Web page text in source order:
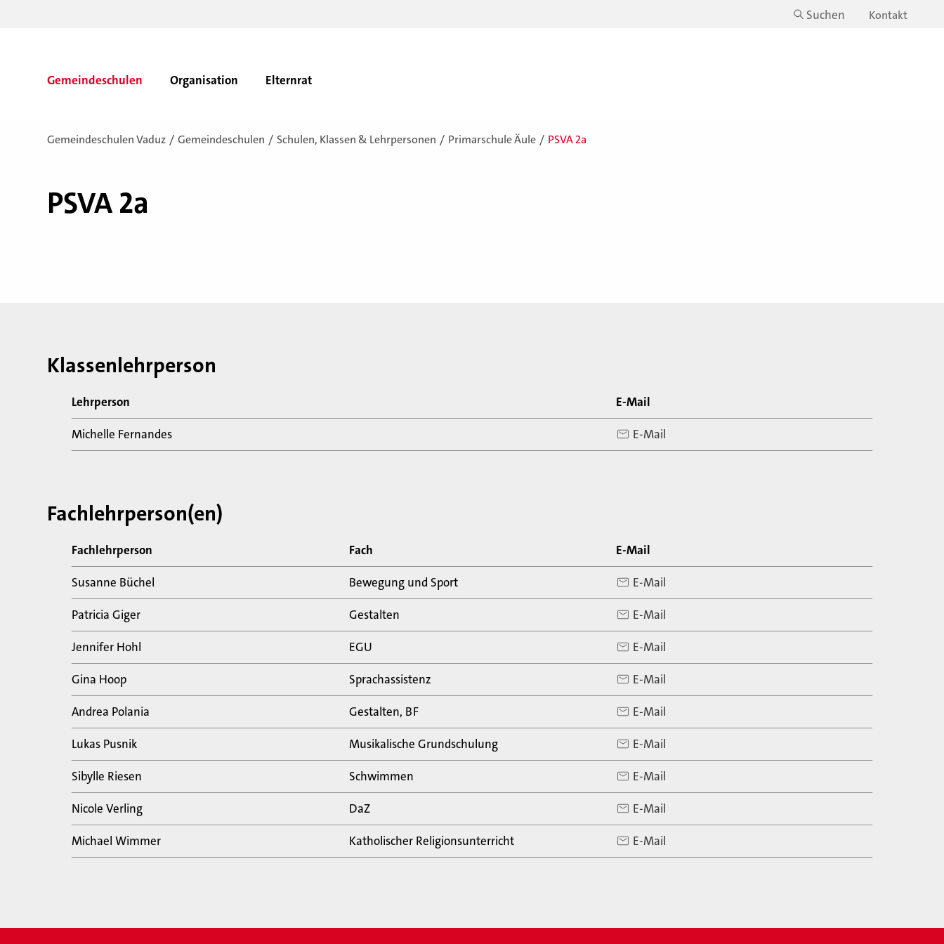
Suchen Kontakt
Gemeindeschulen Organisation Elternrat
Gemeindeschulen Vaduz Gemeindeschulen Schulen, Klassen & Lehrpersonen Primarschule Äule PSVA 2a
PSVA 2a
Klassenlehrperson
Lehrperson E-Mail
Michelle Fernandes E-Mail
Fachlehrperson(en)
Fachlehrperson Fach E-Mail
Susanne Büchel Bewegung und Sport E-Mail
Patricia Giger Gestalten E-Mail
Jennifer Hohl EGU E-Mail
Gina Hoop Sprachassistenz E-Mail
Andrea Polania Gestalten, BF E-Mail
Lukas Pusnik Musikalische Grundschulung E-Mail
Sibylle Riesen Schwimmen E-Mail
Nicole Verling DaZ E-Mail
Michael Wimmer Katholischer Religionsunterricht E-Mail